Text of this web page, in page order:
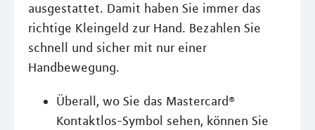
ausgestattet. Damit haben Sie immer das
richtige Kleingeld zur Hand. Bezahlen Sie
schnell und sicher mit nur einer
Handbewegung.
Überall, wo Sie das Mastercard®
Kontaktlos-Symbol sehen, können Sie